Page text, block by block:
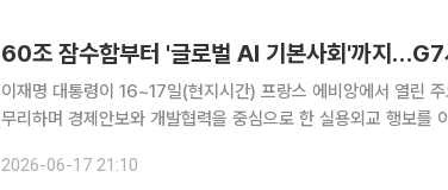
60조 잠수함부터 '글로벌 AI 기본사회'까지
이재명 대통령이 16~17일(현지시간) 프랑스 에비앙에서 열린
무리하며 경제안보와 개발협력을 중심으로 한 실용외교 행보를
발전 경험을 바탕으로 한 개발협력 모델을 제시했다. G7 확대회
2026-06-17 21:10